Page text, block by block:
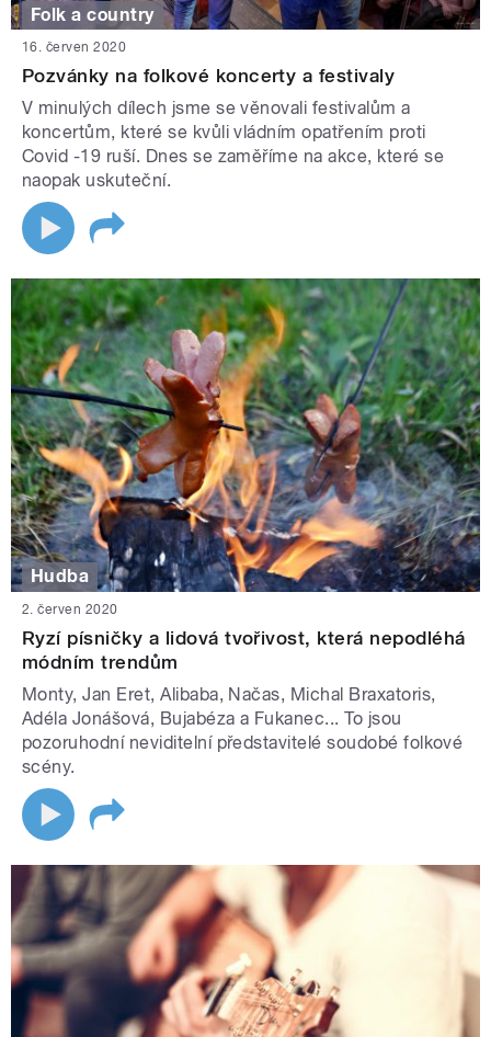
Folk a country
16. červen 2020
Pozvánky na folkové koncerty a festivaly
V minulých dílech jsme se věnovali festivalům a
koncertům, které se kvůli vládním opatřením proti
Covid -19 ruší. Dnes se zaměříme na akce, které se
naopak uskuteční.
Hudba
2. červen 2020
Ryzí písničky a lidová tvořivost, která nepodléhá
módním trendům
Monty, Jan Eret, Alibaba, Načas, Michal Braxatoris,
Adéla Jonášová, Bujabéza a Fukanec... To jsou
pozoruhodní neviditelní představitelé soudobé folkové
scény.